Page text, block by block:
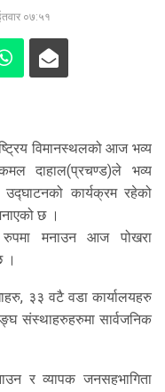
०७:५१
विमानस्थलको आज भव्य
दाहाल(प्रचण्ड)ले भव्य
कार्यक्रम रहेको
छ ।
रुपमा मनाउन आज पोखरा
।
३३ वटै वडा कार्यालयहरु
संस्थाहरुहरुमा सार्वजनिक
र व्यापक जनसहभागिता